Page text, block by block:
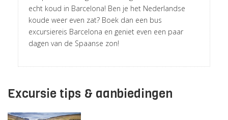
echt koud in Barcelona! Ben je het Nederlandse
koude weer even zat? Boek dan een bus
excursiereis Barcelona en geniet even een paar
dagen van de Spaanse zon!
Excursie tips & aanbiedingen